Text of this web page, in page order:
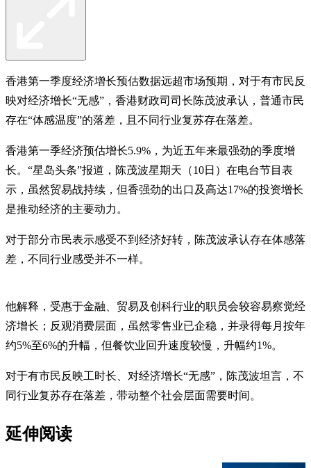
香港第一季度经济增长预估数据远超市场预期，对于有市民反
映对经济增长“无感”，香港财政司司长陈茂波承认，普通市民
存在“体感温度”的落差，且不同行业复苏存在落差。
香港第一季经济预估增长5.9%，为近五年来最强劲的季度增
长。“星岛头条”报道，陈茂波星期天（10日）在电台节目表
示，虽然贸易战持续，但香强劲的出口及高达17%的投资增长
是推动经济的主要动力。
对于部分市民表示感受不到经济好转，陈茂波承认存在体感落
差，不同行业感受并不一样。
他解释，受惠于金融、贸易及创科行业的职员会较容易察觉经
济增长；反观消费层面，虽然零售业已企稳，并录得每月按年
约5%至6%的升幅，但餐饮业回升速度较慢，升幅约1%。
对于有市民反映工时长、对经济增长“无感”，陈茂波坦言，不
同行业复苏存在落差，带动整个社会层面需要时间。
延伸阅读